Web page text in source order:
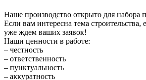
Наше производство открыто для набора
Если вам интересна тема
уже ждем ваших заявок!
Наши ценности в работе:
– честность
– ответственность
– пунктуальность
– аккуратность